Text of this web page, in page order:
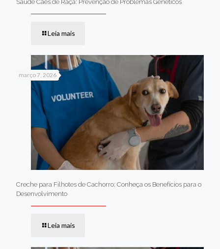
Saúde Cães de Raça: Prevenção de Problemas Genéticos
Leia mais
março 7, 2026
Creche para Filhotes de Cachorro: Conheça os Benefícios para o
Desenvolvimento
Leia mais